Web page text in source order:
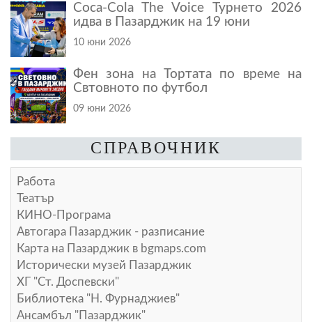
Coca-Cola The Voice Турнето 2026
идва в Пазарджик на 19 юни
10 юни 2026
Фен зона на Тортата по време на
Свтовното по футбол
09 юни 2026
СПРАВОЧНИК
Работа
Театър
КИНО-Програма
Автогара Пазарджик - разписание
Карта на Пазарджик в bgmaps.com
Исторически музей Пазарджик
ХГ "Ст. Доспевски"
Библиотека "Н. Фурнаджиев"
Ансамбъл "Пазарджик"